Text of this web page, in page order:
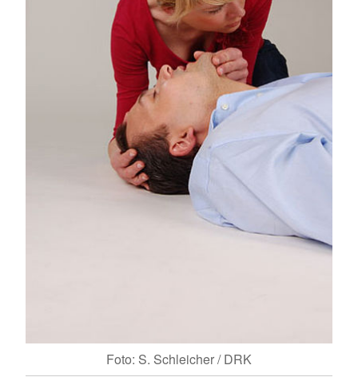
Foto: S. Schleicher / DRK